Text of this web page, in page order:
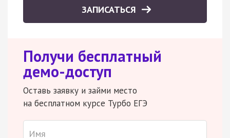
ЗАПИСАТЬСЯ
Получи бесплатный
демо-доступ
Оставь заявку и займи место
на бесплатном курсе Турбо ЕГЭ